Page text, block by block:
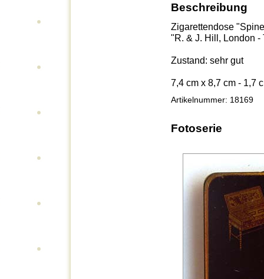
Beschreibung
Zigarettendose
"R. & J. Hill, London
Zustand: sehr gut
7,4 cm x 8,7 cm - 1,7
Artikelnummer: 18169
Fotoserie